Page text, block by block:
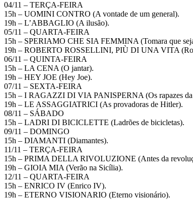
04/11 – TERÇA-FEIRA
15h – UOMINI CONTRO (A vontade de um general).
19h – L’ABBAGLIO (A ilusão).
05/11 – QUARTA-FEIRA
15h – SPERIAMO CHE SIA FEMMINA (Tomara que
19h – ROBERTO ROSSELLINI, PIÙ DI UNA VITA
06/11 – QUINTA-FEIRA
15h – LA CENA (O jantar).
19h – HEY JOE (Hey Joe).
07/11 – SEXTA-FEIRA
15h – I RAGAZZI DI VIA PANISPERNA (Os rapazes da
19h – LE ASSAGGIATRICI (As provadoras de Hitler).
08/11 – SÁBADO
15h – LADRI DI BICICLETTE (Ladrões de bicicletas).
09/11 – DOMINGO
15h – DIAMANTI (Diamantes).
11/11 – TERÇA-FEIRA
15h – PRIMA DELLA RIVOLUZIONE (Antes da
19h – GIOIA MIA (Verão na Sicília).
12/11 – QUARTA-FEIRA
15h – ENRICO IV (Enrico IV).
19h – ETERNO VISIONARIO (Eterno visionário).